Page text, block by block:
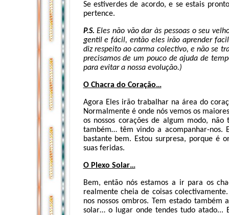
Se estiverdes de acordo, e se estais
pertence.
P.S.Eles não vão dar às pessoas o seu
gentil e fácil, então eles irão aprender
diz respeito ao carma colectivo, e não se
precisamos de um pouco de ajuda de
para evitar a nossa evolução.)
O Chacra do Coração…
Agora Eles irão trabalhar na área do
Normalmente é onde nós vemos os
os nossos corações de algum modo,
também… têm vindo a acompanhar-nos.
bastante bem. Estou surpresa, porque é
suas feridas.
O Plexo Solar…
Bem, então nós estamos a ir para os
realmente cheia de coisas
nos nossos ombros. Tem estado
solar… o lugar onde tendes tudo atado...